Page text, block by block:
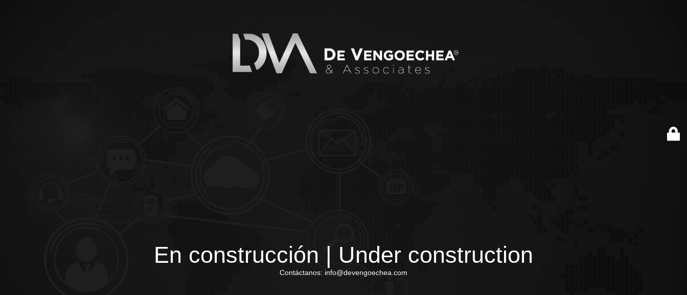
En construcción | Under construction
Contáctanos: info@devengoechea.com